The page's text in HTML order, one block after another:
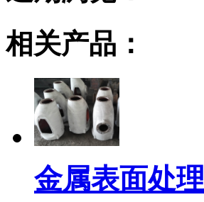
相关产品：
金属表面处理